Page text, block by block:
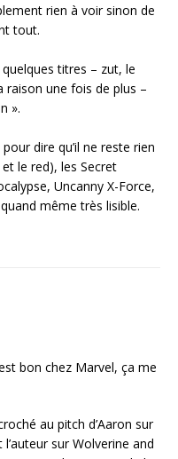
rien à voir sinon de
tout.
titres – zut, le
raison une fois de plus –
».
dire qu’il ne reste rien
le red), les Secret
Uncanny X-Force,
même très lisible.
bon chez Marvel, ça me
au pitch d’Aaron sur
sur Wolverine and